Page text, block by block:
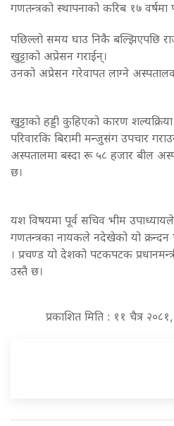
गणतन्त्रको स्थापनाको करिब १७
पछिल्लो समय घाउ निकै बल्झिएपछि
खुट्टाको अप्रेसन गराईन्।
उनको अप्रेसन गरेवापत लाग्ने
खुट्टाको हड्डी कुहिएको कारण
परिवारकि बिरामी मन्जुसंग उपचार
अस्पतालमा बस्दा रू ५८ हजार बील
छ।
यश विषयमा पूर्व सचिव भीम
गणतन्त्रका नायकले नदेखेको यो
। प्रचण्ड यो देशको पटकपटक
उस्तै छ।
प्रकाशित मिति : ११ चैत्र